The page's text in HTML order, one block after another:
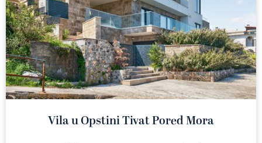
Vila u Opstini Tivat Pored Mora